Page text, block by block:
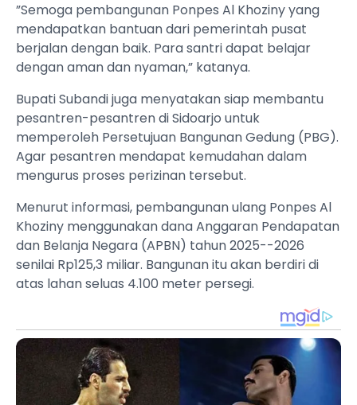
”Semoga pembangunan Ponpes Al Khoziny yang
mendapatkan bantuan dari pemerintah pusat
berjalan dengan baik. Para santri dapat belajar
dengan aman dan nyaman,” katanya.
Bupati Subandi juga menyatakan siap membantu
pesantren-pesantren di Sidoarjo untuk
memperoleh Persetujuan Bangunan Gedung (PBG).
Agar pesantren mendapat kemudahan dalam
mengurus proses perizinan tersebut.
Menurut informasi, pembangunan ulang Ponpes Al
Khoziny menggunakan dana Anggaran Pendapatan
dan Belanja Negara (APBN) tahun 2025--2026
senilai Rp125,3 miliar. Bangunan itu akan berdiri di
atas lahan seluas 4.100 meter persegi.